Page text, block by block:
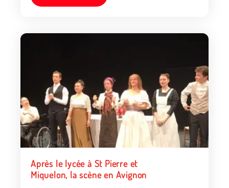
Après le lycée à St Pierre et
Miquelon, la scène en Avignon